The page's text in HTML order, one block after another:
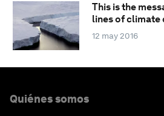
This is the
lines of climate
12 may 2016
Quiénes somos